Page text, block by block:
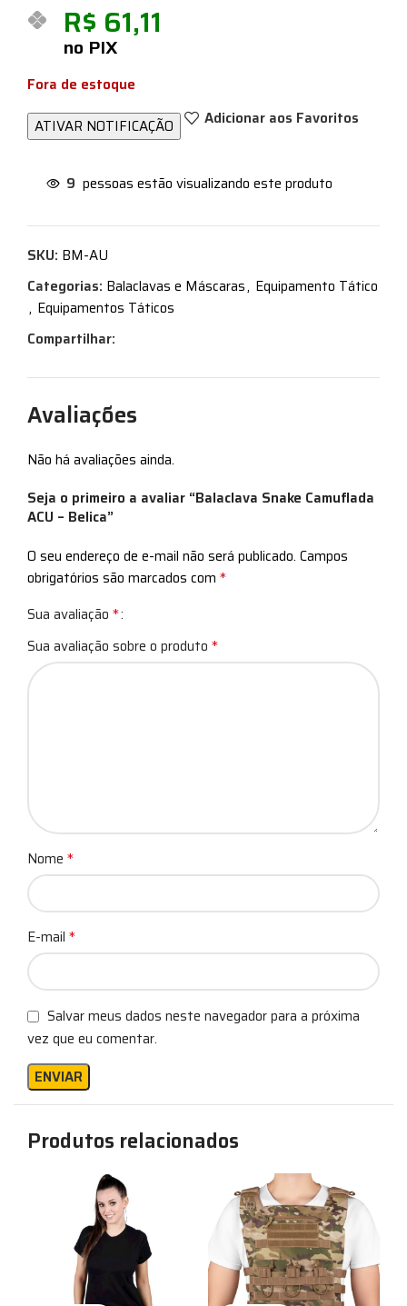
R$ 61,11
no PIX
Fora de estoque
Adicionar aos Favoritos
9 pessoas estão visualizando este produto
SKU: BM-AU
Categorias: Balaclavas e Máscaras, Equipamento Tático
, Equipamentos Táticos
Compartilhar:
Avaliações
Não há avaliações ainda.
Seja o primeiro a avaliar “Balaclava Snake Camuflada
ACU – Belica”
O seu endereço de e-mail não será publicado. Campos
obrigatórios são marcados com *
Sua avaliação *
Sua avaliação sobre o produto *
Nome *
E-mail *
Salvar meus dados neste navegador para a próxima
vez que eu comentar.
Produtos relacionados